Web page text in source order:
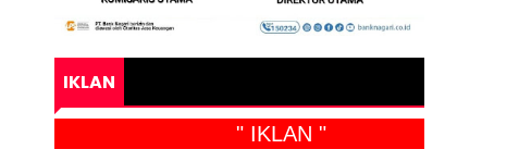
IKLAN
" IKLAN "